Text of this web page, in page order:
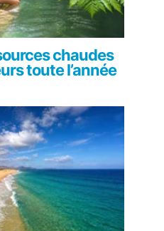
chaudes
toute l’année